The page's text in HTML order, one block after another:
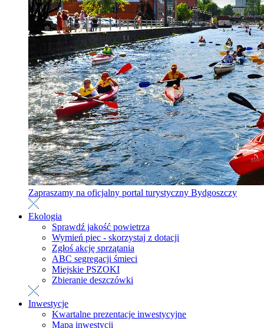
Zapraszamy na oficjalny portal turystyczny Bydgoszczy
Ekologia
Sprawdź jakość powietrza
Wymień piec - skorzystaj z dotacji
Zgłoś akcję sprzątania
ABC segregacji śmieci
Miejskie PSZOKI
Zbieranie deszczówki
Inwestycje
Kwartalne prezentacje inwestycyjne
Mapa inwestycji